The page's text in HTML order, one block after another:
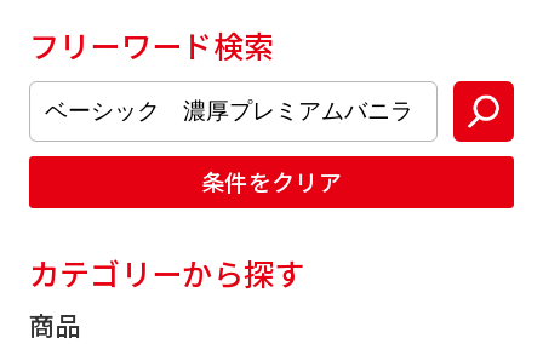
カテゴリーから探す
商品
フリーワード検索
条件をクリア